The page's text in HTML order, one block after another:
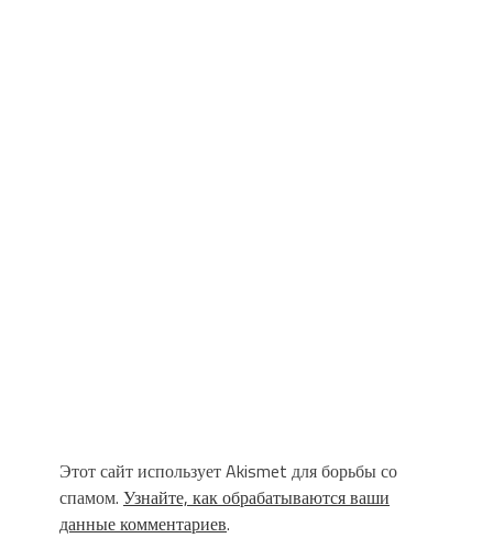
Этот сайт использует Akismet для борьбы со
спамом. Узнайте, как обрабатываются ваши
данные комментариев.